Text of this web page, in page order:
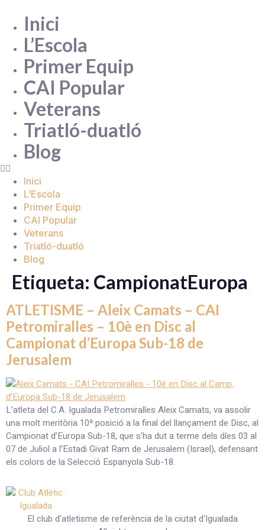
Inici
L’Escola
Primer Equip
CAI Popular
Veterans
Triatló-duatló
Blog
Inici
L’Escola
Primer Equip
CAI Popular
Veterans
Triatló-duatló
Blog
Etiqueta: CampionatEuropa
ATLETISME – Aleix Camats – CAI
Petromiralles – 10è en Disc al
Campionat d’Europa Sub-18 de
Jerusalem
L’atleta del C.A. Igualada Petromiralles Aleix Camats, va assolir
una molt meritòria 10ª posició a la final del llançament de Disc, al
Campionat d’Europa Sub-18, que s’ha dut a terme dels díes 03 al
07 de Juliol a l’Estadi Givat Ram de Jerusalem (Israel), defensant
els colors de la Selecció Espanyola Sub-18.
El club d'atletisme de referència de la ciutat d'Igualada